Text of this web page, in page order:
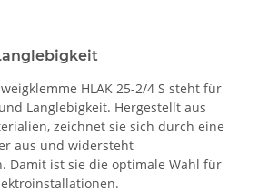
HLAK 25-2/4 S steht für
Langlebigkeit. Hergestellt aus
zeichnet sie sich durch eine
aus und widersteht
Damit ist sie die optimale Wahl für